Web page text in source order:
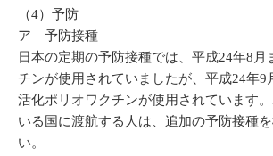
（4）予防
ア 予防接種
日本の定期の予防接種では、平成24年8月
チンが使用されていましたが、平成24年9
活化ポリオワクチンが使用されています
いる国に渡航する人は、追加の予防接種
い。